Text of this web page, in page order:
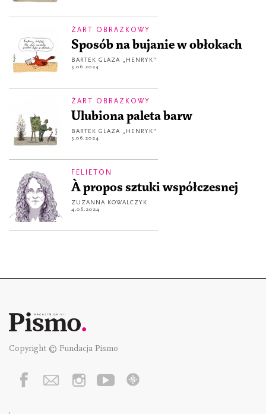
ŻART OBRAZKOWY
Sposób na bujanie w obłokach
BARTEK GLAZA „HENRYK”
5.06.2024
ŻART OBRAZKOWY
Ulubiona paleta barw
BARTEK GLAZA „HENRYK”
5.06.2024
FELIETON
À propos sztuki współczesnej
ZUZANNA KOWALCZYK
4.06.2024
Copyright © Fundacja Pismo